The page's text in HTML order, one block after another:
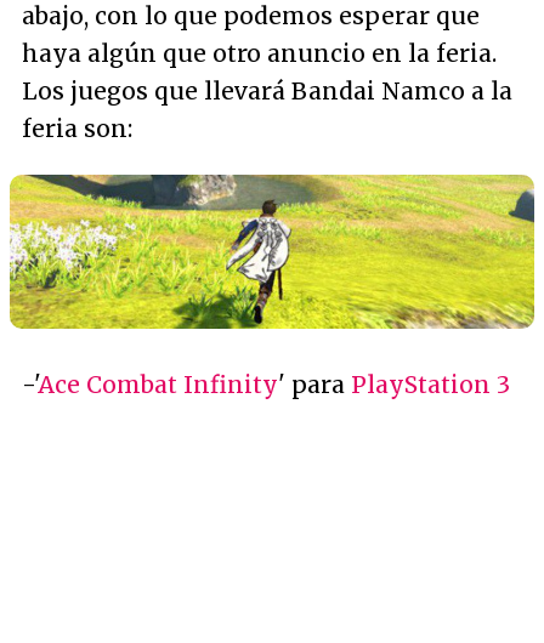
abajo, con lo que podemos esperar que
haya algún que otro anuncio en la feria.
Los juegos que llevará Bandai Namco a la
feria son:
-'Ace Combat Infinity' para PlayStation 3